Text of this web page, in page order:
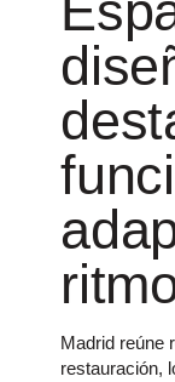
Madrid reúne
restauración,